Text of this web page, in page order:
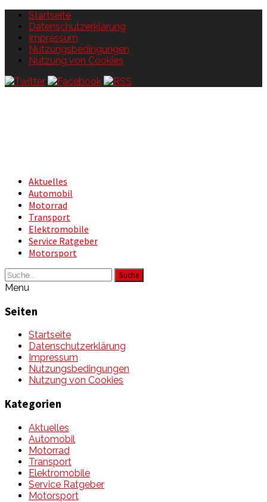
Startseite
Datenschutzerklärung
Impressum
Nutzungsbedingungen
Nutzung von Cookies
Aktuelles
Automobil
Motorrad
Transport
Elektromobile
Service Ratgeber
Motorsport
Suche
Menu
Seiten
Startseite
Datenschutzerklärung
Impressum
Nutzungsbedingungen
Nutzung von Cookies
Kategorien
Aktuelles
Automobil
Motorrad
Transport
Elektromobile
Service Ratgeber
Motorsport